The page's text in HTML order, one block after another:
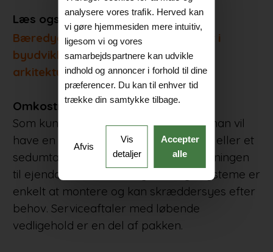
Læs også:
Bæredygtighed har ikke fyldt meget i
byudviklingen i Danmark, siger
arkitekturprofessor Tom Nielsen
Omkostning tjener sig hjem
Som kunde kan man selv vælge, om man vil
have en grøn taghave, en tagterrasse eller et
sedumtag på toppen af parkeringsløsningen
til ejendommen. Det brugervenlige systeme er
enkelt at montere og kan skræddersyes efter
behov. Serviceaftaler med løbende
vedligehold er en del af pakken.
analysere vores trafik. Herved kan
vi gøre hjemmesiden mere intuitiv,
ligesom vi og vores
samarbejdspartnere kan udvikle
indhold og annoncer i forhold til dine
præferencer. Du kan til enhver tid
trække din samtykke tilbage.
Afvis
Vis
detaljer
Accepter
alle